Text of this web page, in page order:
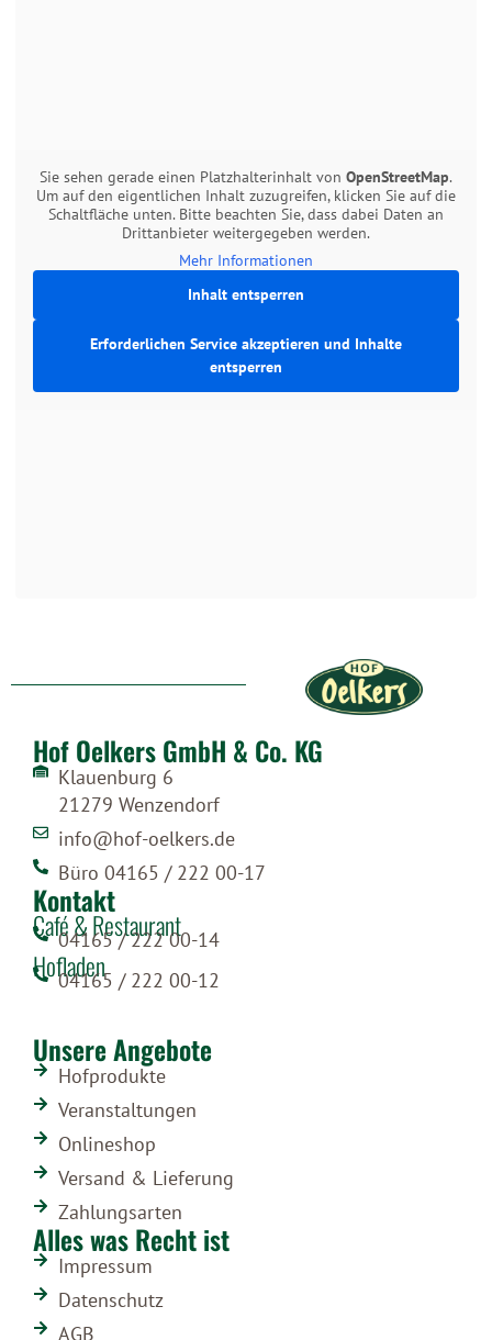
Sie sehen gerade einen Platzhalterinhalt von OpenStreetMap.
Um auf den eigentlichen Inhalt zuzugreifen, klicken Sie auf die
Schaltfläche unten. Bitte beachten Sie, dass dabei Daten an
Drittanbieter weitergegeben werden.
Mehr Informationen
Inhalt entsperren
Erforderlichen Service akzeptieren und Inhalte
entsperren
Hof Oelkers GmbH & Co. KG
Klauenburg 6
21279 Wenzendorf
info@hof-oelkers.de
Büro 04165 / 222 00-17
Kontakt
Café & Restaurant
04165 / 222 00-14
Hofladen
04165 / 222 00-12
Unsere Angebote
Hofprodukte
Veranstaltungen
Onlineshop
Versand & Lieferung
Zahlungsarten
Alles was Recht ist
Impressum
Datenschutz
AGB